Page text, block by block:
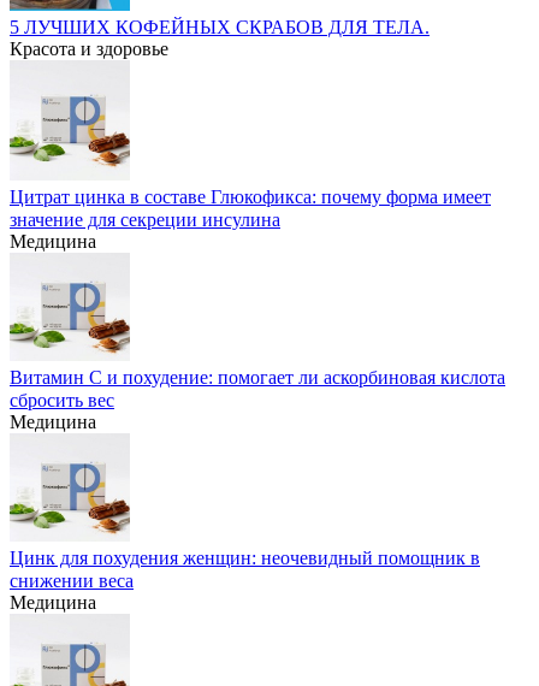
5 ЛУЧШИХ КОФЕЙНЫХ СКРАБОВ ДЛЯ ТЕЛА.
Красота и здоровье
Цитрат цинка в составе Глюкофикса: почему форма имеет
значение для секреции инсулина
Медицина
Витамин С и похудение: помогает ли аскорбиновая кислота
сбросить вес
Медицина
Цинк для похудения женщин: неочевидный помощник в
снижении веса
Медицина